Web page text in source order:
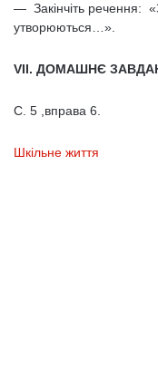
— Закінчіть речення:
утворюються…».
VII. ДОМАШНЄ
С. 5 ,вправа 6.
Шкільне життя